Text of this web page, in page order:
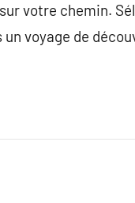
votre chemin.
voyage de